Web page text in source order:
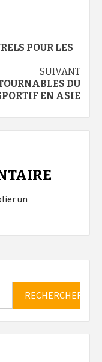
POUR LES
SUIVANT
DU
EN ASIE
un